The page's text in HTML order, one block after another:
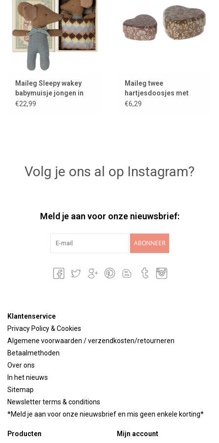
Maileg Sleepy wakey
babymuisje jongen in
luciferdoos
€22,99
Maileg twee
hartjesdoosjes met
bloemenprint
€6,29
Volg je ons al op Instagram?
Meld je aan voor onze nieuwsbrief:
ABONNEER
Klantenservice
Privacy Policy & Cookies
Algemene voorwaarden / verzendkosten/retourneren
Betaalmethoden
Over ons
In het nieuws
Sitemap
Newsletter terms & conditions
*Meld je aan voor onze nieuwsbrief en mis geen enkele korting*
Producten
Mijn account